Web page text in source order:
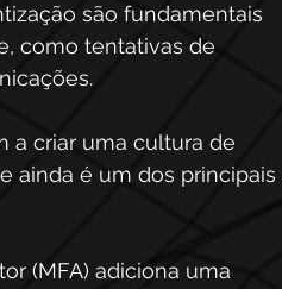
são fundamentais
como tentativas de
a criar uma cultura de
ainda é um dos principais
(MFA) adiciona uma